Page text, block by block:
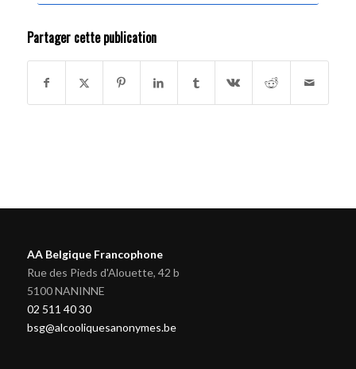
Partager cette publication
AA Belgique Francophone
Rue des Pieds d'Alouette, 42 b
5100 NANINNE
02 511 40 30
bsg@alcooliquesanonymes.be